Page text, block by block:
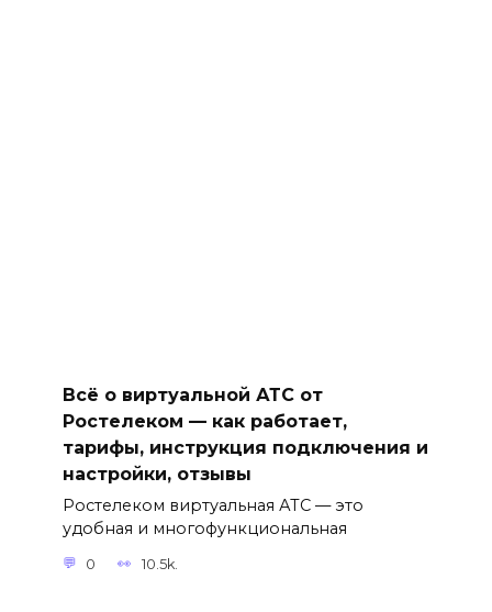
Всё о виртуальной АТС от
Ростелеком — как работает,
тарифы, инструкция подключения и
настройки, отзывы
Ростелеком виртуальная АТС — это
удобная и многофункциональная
0 10.5k.